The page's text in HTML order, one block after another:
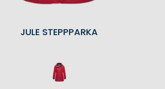
JULE STEPPPARKA